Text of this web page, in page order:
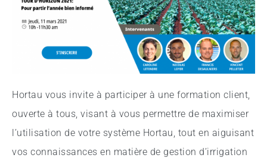
Hortau vous invite à participer à une formation client,
ouverte à tous, visant à vous permettre de maximiser
l’utilisation de votre système Hortau, tout en aiguisant
vos connaissances en matière de gestion d’irrigation